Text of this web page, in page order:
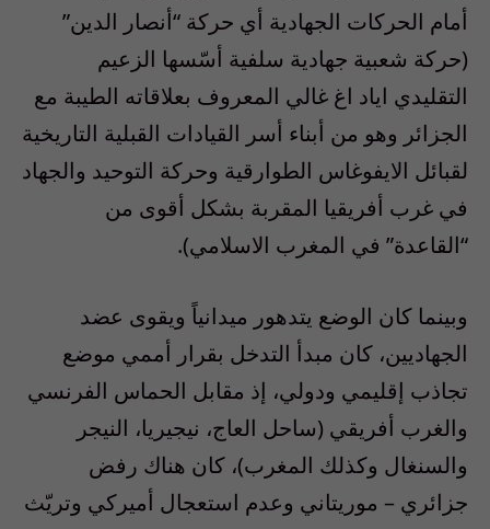
أمام الحركات الجهادية أي حركة “أنصار الدين”
(حركة شعبية جهادية سلفية أسّسها الزعيم
التقليدي اياد اغ غالي المعروف بعلاقاته الطيبة مع
الجزائر وهو من أبناء أسر القيادات القبلية التاريخية
لقبائل الايفوغاس الطوارقية وحركة التوحيد والجهاد
في غرب أفريقيا المقربة بشكل أقوى من
“القاعدة” في المغرب الاسلامي).
وبينما كان الوضع يتدهور ميدانياً ويقوى عضد
الجهاديين، كان مبدأ التدخل بقرار أممي موضع
تجاذب إقليمي ودولي، إذ مقابل الحماس الفرنسي
والغرب أفريقي (ساحل العاج، نيجيريا، النيجر
والسنغال وكذلك المغرب)، كان هناك رفض
جزائري – موريتاني وعدم استعجال أميركي وتريّث